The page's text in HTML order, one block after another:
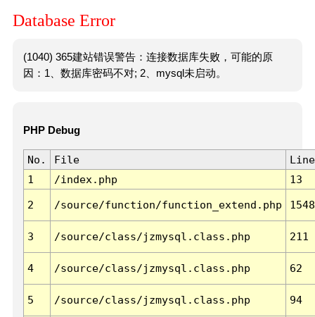
Database Error
(1040) 365建站错误警告：连接数据库失败，可能的原
因：1、数据库密码不对; 2、mysql未启动。
PHP Debug
No. File
Line
1
/index.php 13
2 /source/function/function_extend.php 1548
3 /source/class/jzmysql.class.php 211
4 /source/class/jzmysql.class.php 62
5 /source/class/jzmysql.class.php 94